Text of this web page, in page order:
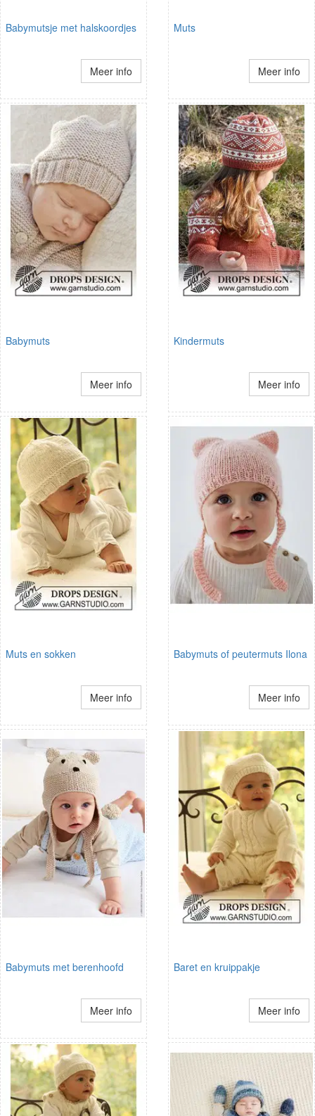
Babymutsje met halskoordjes
Meer info
Muts
Meer info
Babymuts
Meer info
Kindermuts
Meer info
Muts en sokken
Meer info
Babymuts of peutermuts Ilona
Meer info
Babymuts met berenhoofd
Meer info
Baret en kruippakje
Meer info